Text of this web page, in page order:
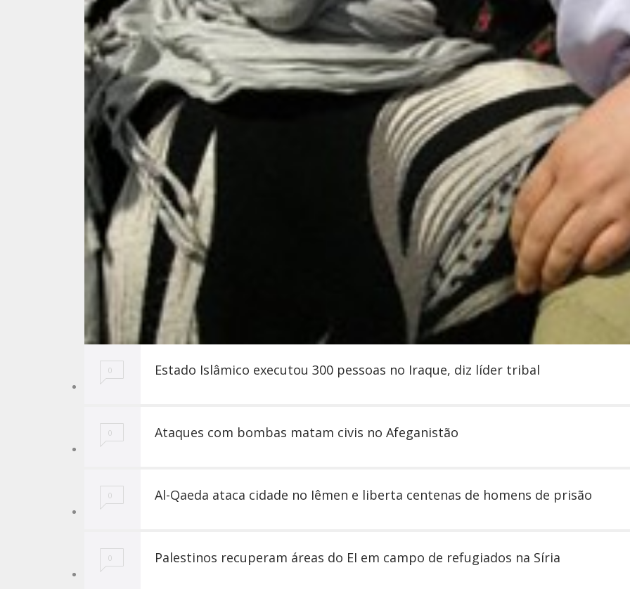
0 Estado Islâmico executou 300 pessoas no Iraque, diz líder tribal
0 Ataques com bombas matam civis no Afeganistão
0 Al-Qaeda ataca cidade no Iêmen e liberta centenas de homens de prisão
0 Palestinos recuperam áreas do EI em campo de refugiados na Síria